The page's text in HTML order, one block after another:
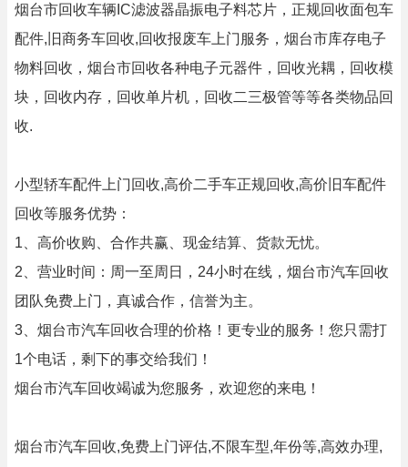
烟台市回收车辆IC滤波器晶振电子料芯片，正规回收面包车
配件,旧商务车回收,回收报废车上门服务，烟台市库存电子
物料回收，烟台市回收各种电子元器件，回收光耦，回收模
块，回收内存，回收单片机，回收二三极管等等各类物品回
收.
小型轿车配件上门回收,高价二手车正规回收,高价旧车配件
回收等服务优势：
1、高价收购、合作共赢、现金结算、货款无忧。
2、营业时间：周一至周日，24小时在线，烟台市汽车回收
团队免费上门，真诚合作，信誉为主。
3、烟台市汽车回收合理的价格！更专业的服务！您只需打
1个电话，剩下的事交给我们！
烟台市汽车回收竭诚为您服务，欢迎您的来电！
烟台市汽车回收,免费上门评估,不限车型,年份等,高效办理,